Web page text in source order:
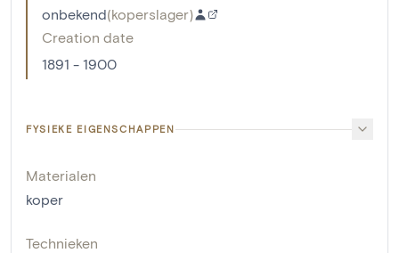
onbekend(koperslager)
Creation date
1891 - 1900
FYSIEKE EIGENSCHAPPEN
Materialen
koper
Technieken